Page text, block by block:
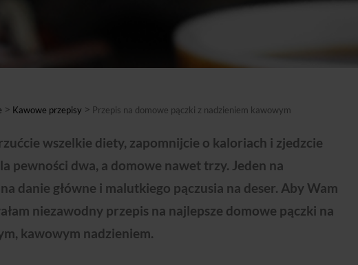
> Kawowe przepisy > Przepis na domowe pączki z nadzieniem kawowym
wszelkie diety, zapomnijcie o kaloriach i zjedzcie
pewności dwa, a domowe nawet trzy. Jeden na
danie główne i malutkiego pączusia na deser. Aby Wam
niezawodny przepis na najlepsze domowe pączki na
kawowym nadzieniem.